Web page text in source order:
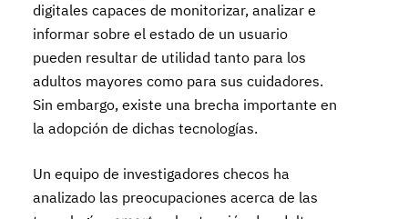
digitales capaces de monitorizar, analizar e
informar sobre el estado de un usuario
pueden resultar de utilidad tanto para los
adultos mayores como para sus cuidadores.
Sin embargo, existe una brecha importante en
la adopción de dichas tecnologías.
Un equipo de investigadores checos ha
analizado las preocupaciones acerca de las